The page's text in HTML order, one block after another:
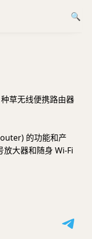
草无线便携路由器
的功能和产
放大器和随身 Wi-Fi